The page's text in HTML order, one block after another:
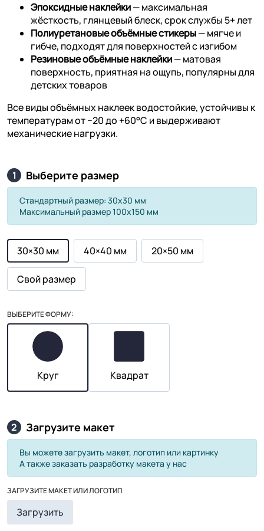
Эпоксидные наклейки— максимальная
жёсткость, глянцевый блеск, срок службы 5+ лет
Полиуретановые объёмные стикеры— мягче и
гибче, подходят для поверхностей с изгибом
Резиновые объёмные наклейки— матовая
поверхность, приятная на ощупь, популярны для
детских товаров
Все виды объёмных наклеек водостойкие, устойчивы к
температурам от −20 до +60°C и выдерживают
механические нагрузки.
1 Выберите размер
Стандартный размер: 30х30 мм
Максимальный размер 100х150 мм
30×30 мм 40×40 мм 20×50 мм
Свой размер
ВЫБЕРИТЕ ФОРМУ:
Круг Квадрат
2 Загрузите макет
Вы можете загрузить макет, логотип или картинку
А также заказать разработку макета у нас
ЗАГРУЗИТЕ МАКЕТ ИЛИ ЛОГОТИП
Загрузить